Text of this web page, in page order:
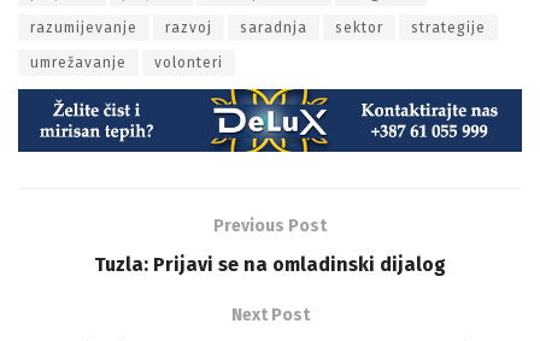
razumijevanje razvoj saradnja sektor strategije
umrežavanje volonteri
Previous Post
Tuzla: Prijavi se na omladinski dijalog
Next Post